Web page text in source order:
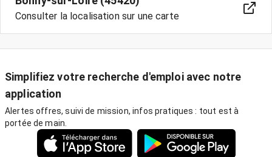
Consulter la localisation sur une carte
Simplifiez votre recherche d'emploi avec notre
application
Alertes offres, suivi de mission, infos pratiques : tout est à
portée de main.